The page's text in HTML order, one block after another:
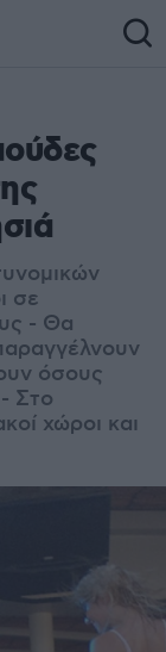
σε
- Θα
όσους
Στο
χώροι και